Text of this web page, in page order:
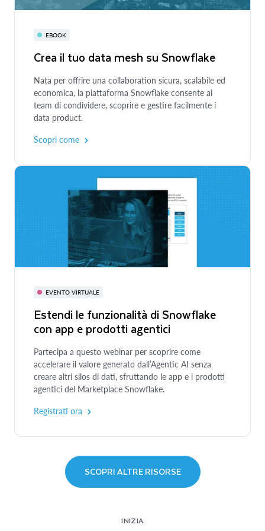
EBOOK
Crea il tuo data mesh su Snowflake
Nata per offrire una collaboration sicura, scalabile ed
economica, la piattaforma Snowflake consente ai
team di condividere, scoprire e gestire facilmente i
data product.
Scopri come
EVENTO VIRTUALE
Estendi le funzionalità di Snowflake
con app e prodotti agentici
Partecipa a questo webinar per scoprire come
accelerare il valore generato dall’Agentic AI senza
creare altri silos di dati, sfruttando le app e i prodotti
agentici del Marketplace Snowflake.
Registrati ora
SCOPRI ALTRE RISORSE
Marketplace Snowflake per
promuovere la crescita
Scopri come le organizzazioni di servizi finanziari
leader utilizzano Snowflake per integrare e
condividere dati di terze parti su più cloud al fine di
ridefinire le strategie per i dati e promuovere
l’innovazione.
Migliorare la data privacy con
Snowflake: cosa fare quando
condividere i dati non basta
applicazioni per casi d’uso aziendali reali.
WHITE PAPER
Best practice per il data sharing:
modifiche ai dati condivisi
Esplora i tipi di deriva dello schema che influiscono sui
dati condivisi e le best practice per un corretto
Leggi il white paper
INIZIA